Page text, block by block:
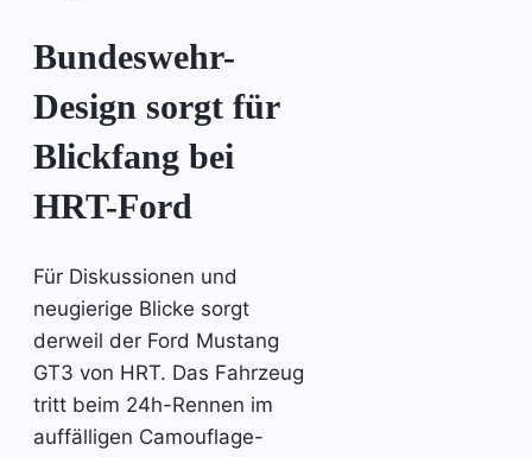
Bundeswehr-
Design sorgt für
Blickfang bei
HRT-Ford
Für Diskussionen und
neugierige Blicke sorgt
derweil der Ford Mustang
GT3 von HRT. Das Fahrzeug
tritt beim 24h-Rennen im
auffälligen Camouflage-